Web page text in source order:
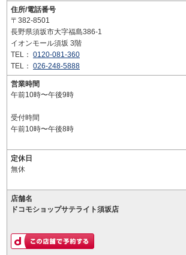
住所/電話番号
〒382-8501
長野県須坂市大字福島386-1
イオンモール須坂 3階
TEL： 0120-081-360
TEL： 026-248-5888
営業時間
午前10時〜午後9時
受付時間
午前10時〜午後8時
定休日
無休
店舗名
ドコモショップサテライト須坂店